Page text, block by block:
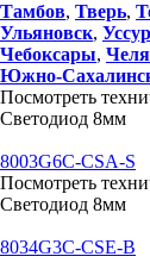
Тамбов, Тверь,
Ульяновск,
Чебоксары,
Южно-
Посмотреть
Светодиод 8мм
8003G6C-CSA-S
Посмотреть
Светодиод 8мм
8034G3C-CSE-B